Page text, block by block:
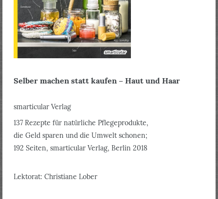
Selber machen statt kaufen – Haut und Haar
smarticular Verlag
137 Rezepte für natürliche Pflegeprodukte,
die Geld sparen und die Umwelt schonen;
192 Seiten, smarticular Verlag, Berlin 2018
Lektorat: Christiane Lober